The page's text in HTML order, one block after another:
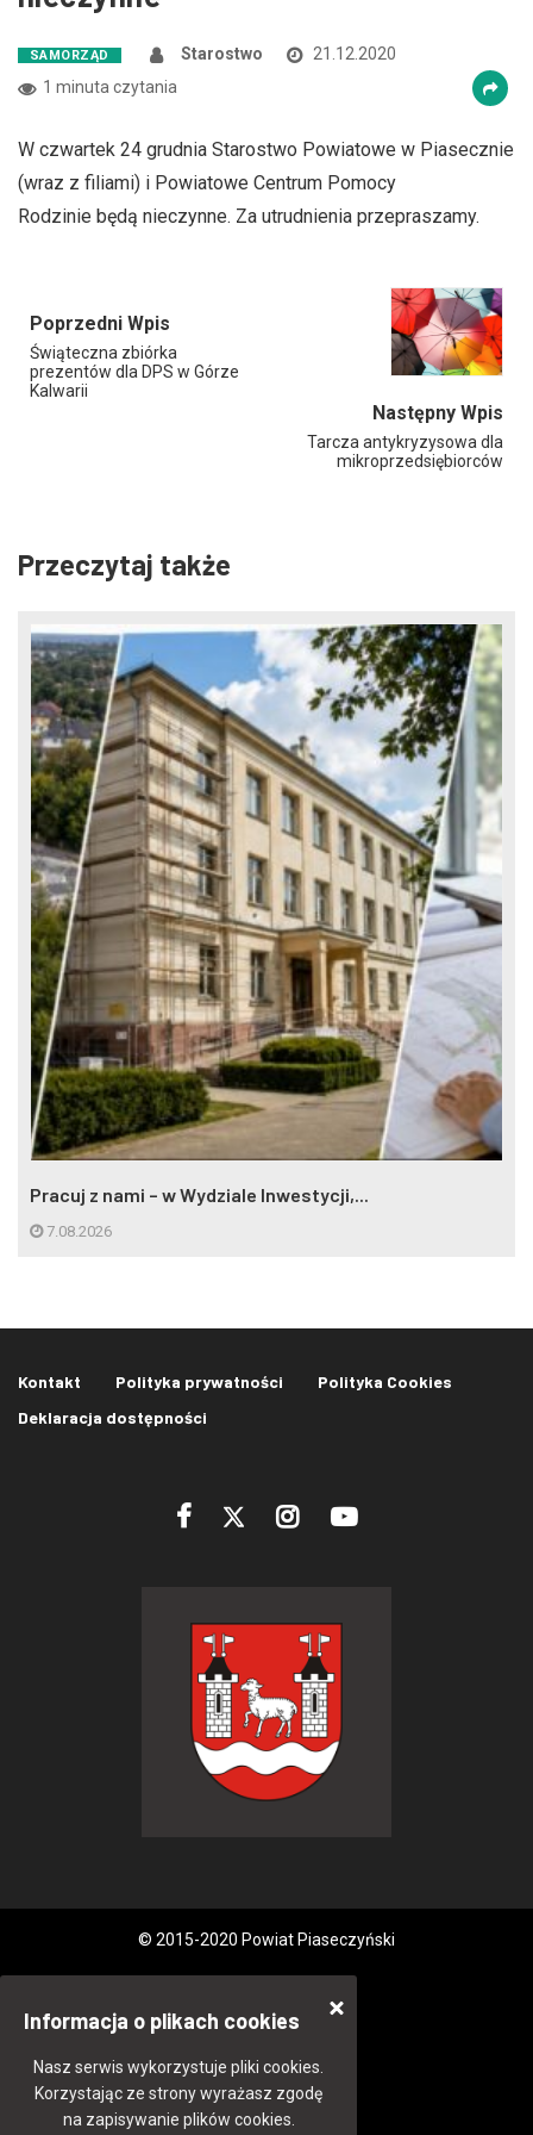
SAMORZĄD Starostwo
21.12.2020
1 minuta czytania
W czwartek 24 grudnia Starostwo Powiatowe w Piasecznie
(wraz z filiami) i Powiatowe Centrum Pomocy
Rodzinie będą nieczynne. Za utrudnienia przepraszamy.
Poprzedni Wpis
Świąteczna zbiórka
prezentów dla DPS w Górze
Kalwarii
Następny Wpis
Tarcza antykryzysowa dla
mikroprzedsiębiorców
Przeczytaj także
Pracuj z nami – w Wydziale Inwestycji,...
7.08.2026
Kontakt Polityka prywatności
Polityka Cookies
Deklaracja dostępności
© 2015-2020 Powiat Piaseczyński
Informacja o plikach cookies
Nasz serwis wykorzystuje pliki cookies.
Korzystając ze strony wyrażasz zgodę
na zapisywanie plików cookies.